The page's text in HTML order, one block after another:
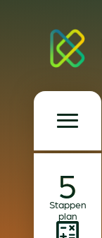
Stappen
plan